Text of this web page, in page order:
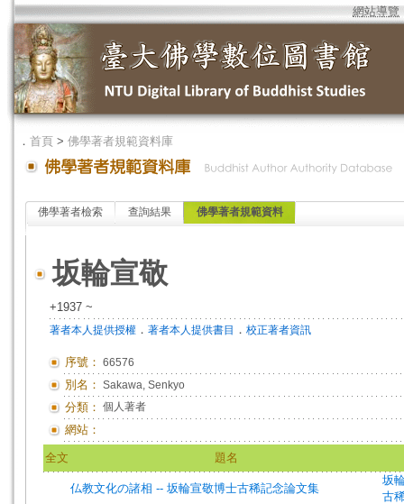
網站導覽
． 首頁 > 佛學著者規範資料庫
佛學著者檢索 查詢結果 佛學著者規範資料
坂輪宣敬
+1937 ~
著者本人提供授權 ． 著者本人提供書目 ． 校正著者資訊
序號： 66576
別名： Sakawa, Senkyo
分類： 個人著者
網站：
全文 題名
仏教文化の諸相 -- 坂輪宣敬博士古稀記念論文集
坂
古